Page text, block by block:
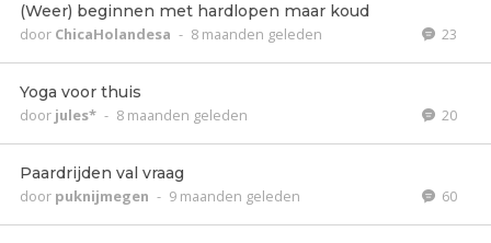
(Weer) beginnen met hardlopen maar koud
door ChicaHolandesa - 8 maanden geleden 23
Yoga voor thuis
door jules* - 8 maanden geleden 20
Paardrijden val vraag
door puknijmegen - 9 maanden geleden 60